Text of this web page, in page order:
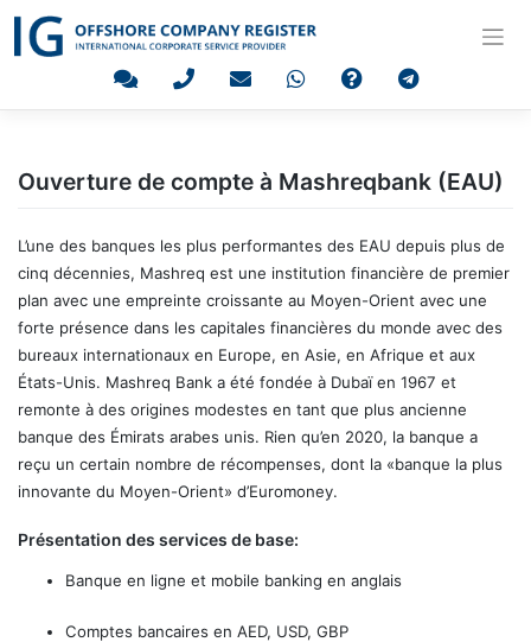
content
Ouverture de compte à Mashreqbank (EAU)
L’une des banques les plus performantes des EAU depuis plus de
cinq décennies, Mashreq est une institution financière de premier
plan avec une empreinte croissante au Moyen-Orient avec une
forte présence dans les capitales financières du monde avec des
bureaux internationaux en Europe, en Asie, en Afrique et aux
États-Unis. Mashreq Bank a été fondée à Dubaï en 1967 et
remonte à des origines modestes en tant que plus ancienne
banque des Émirats arabes unis. Rien qu’en 2020, la banque a
reçu un certain nombre de récompenses, dont la «banque la plus
innovante du Moyen-Orient» d’Euromoney.
Présentation des services de base:
Banque en ligne et mobile banking en anglais
Comptes bancaires en AED, USD, GBP